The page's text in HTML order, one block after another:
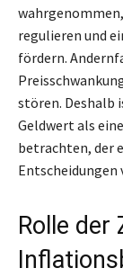
regulieren und
fördern.
stören. Deshalb
Geldwert als
betrachten, der
Entscheidungen
Rolle der